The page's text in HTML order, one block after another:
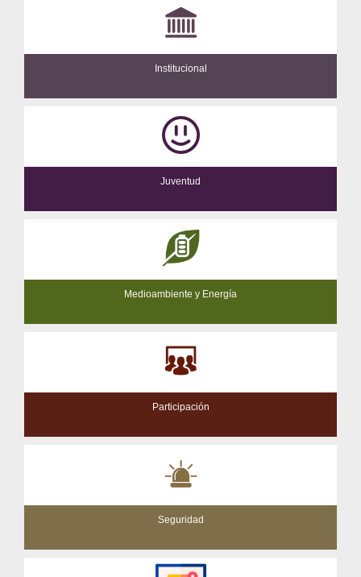
Institucional
Juventud
Medioambiente y Energía
Participación
Seguridad